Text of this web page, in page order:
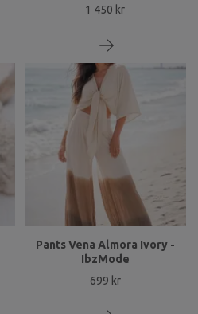
1 450 kr
Pants Vena Almora Ivory -
IbzMode
699 kr